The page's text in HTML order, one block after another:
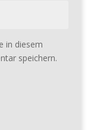
in diesem
speichern.